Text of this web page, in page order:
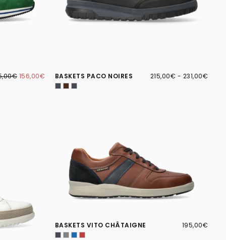
PRIX
156,00€ BASKETS PACO NOIRES 215,00€
PRIX
215,00€ - PRIX
231,00€
BASKETS VITO CHÂTAIGNE 195,00€
PRIX
195,00€